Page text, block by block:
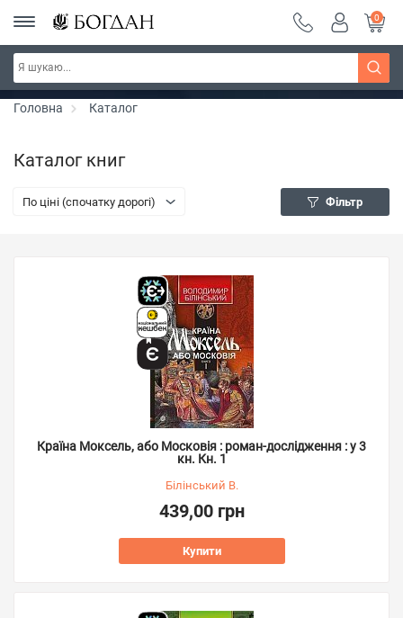
РОЗПРОДАЖ ~ 150 грн ~ 200 грн ~ 250 грн ~
300 грн ~ РОЗПРОДАЖ
Дізнатись більше
0
Головна Каталог
Каталог книг
По ціні (спочатку дорогі) Фільтр
Країна Моксель, або Московія : роман-дослідження : у 3
кн. Кн. 1
Білінський В.
439,00 грн
Купити